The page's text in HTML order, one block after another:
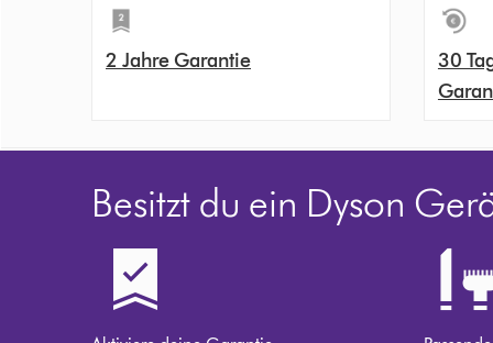
2 Jahre Garantie
30
Besitzt du ein Dyson